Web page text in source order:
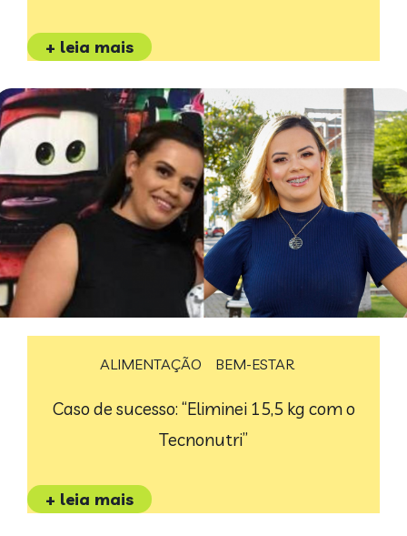
+ leia mais
ALIMENTAÇÃO BEM-ESTAR
Caso de sucesso: “Eliminei 15,5 kg com o
Tecnonutri”
+ leia mais